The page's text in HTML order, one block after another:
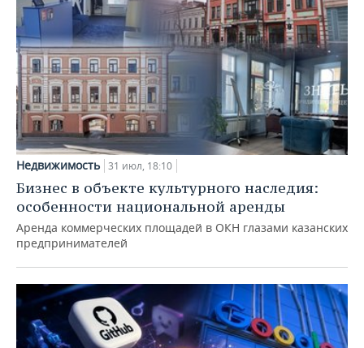
Недвижимость 31 июл, 18:10
Бизнес в объекте культурного наследия:
особенности национальной аренды
Аренда коммерческих площадей в ОКН глазами казанских
предпринимателей